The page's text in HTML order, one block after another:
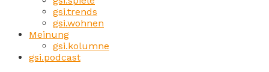
gsi.trends
gsi.wohnen
Meinung
gsi.kolumne
gsi.podcast